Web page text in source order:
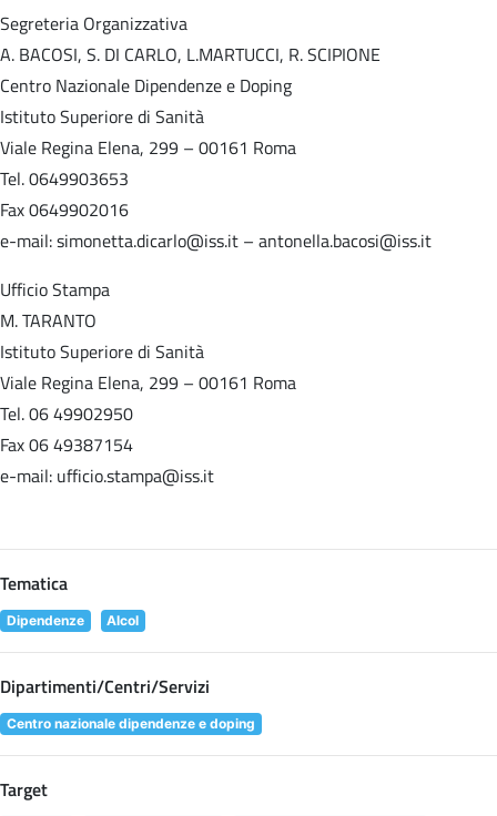
Segreteria Organizzativa
A. BACOSI, S. DI CARLO, L.MARTUCCI, R. SCIPIONE
Centro Nazionale Dipendenze e Doping
Istituto Superiore di Sanità
Viale Regina Elena, 299 – 00161 Roma
Tel. 0649903653
Fax 0649902016
e-mail: simonetta.dicarlo@iss.it – antonella.bacosi@iss.it
Ufficio Stampa
M. TARANTO
Istituto Superiore di Sanità
Viale Regina Elena, 299 – 00161 Roma
Tel. 06 49902950
Fax 06 49387154
e-mail: ufficio.stampa@iss.it
Tematica
Dipendenze Alcol
Dipartimenti/Centri/Servizi
Centro nazionale dipendenze e doping
Target